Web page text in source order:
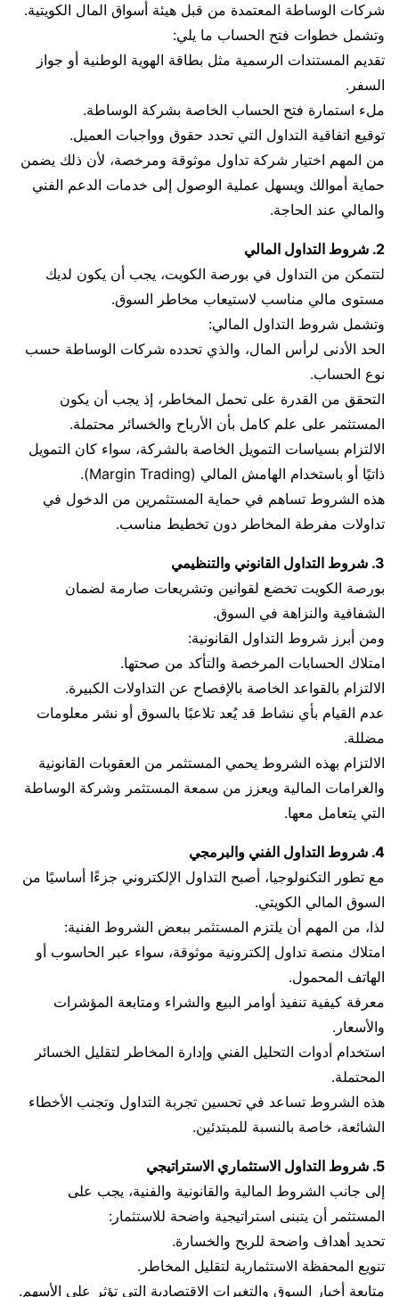
شركات الوساطة المعتمدة من قبل هيئة أسواق المال الكويتية.
وتشمل خطوات فتح الحساب ما يلي:
تقديم المستندات الرسمية مثل بطاقة الهوية الوطنية أو جواز
السفر.
ملء استمارة فتح الحساب الخاصة بشركة الوساطة.
توقيع اتفاقية التداول التي تحدد حقوق وواجبات العميل.
من المهم اختيار شركة تداول موثوقة ومرخصة، لأن ذلك يضمن
حماية أموالك ويسهل عملية الوصول إلى خدمات الدعم الفني
والمالي عند الحاجة.
2. شروط التداول المالي
لتتمكن من التداول في بورصة الكويت، يجب أن يكون لديك
مستوى مالي مناسب لاستيعاب مخاطر السوق.
وتشمل شروط التداول المالي:
الحد الأدنى لرأس المال، والذي تحدده شركات الوساطة حسب
نوع الحساب.
التحقق من القدرة على تحمل المخاطر، إذ يجب أن يكون
المستثمر على علم كامل بأن الأرباح والخسائر محتملة.
الالتزام بسياسات التمويل الخاصة بالشركة، سواء كان التمويل
ذاتيًا أو باستخدام الهامش المالي (Margin Trading).
هذه الشروط تساهم في حماية المستثمرين من الدخول في
تداولات مفرطة المخاطر دون تخطيط مناسب.
3. شروط التداول القانوني والتنظيمي
بورصة الكويت تخضع لقوانين وتشريعات صارمة لضمان
الشفافية والنزاهة في السوق.
ومن أبرز شروط التداول القانونية:
امتلاك الحسابات المرخصة والتأكد من صحتها.
الالتزام بالقواعد الخاصة بالإفصاح عن التداولات الكبيرة.
عدم القيام بأي نشاط قد يُعد تلاعبًا بالسوق أو نشر معلومات
مضللة.
الالتزام بهذه الشروط يحمي المستثمر من العقوبات القانونية
والغرامات المالية ويعزز من سمعة المستثمر وشركة الوساطة
التي يتعامل معها.
4. شروط التداول الفني والبرمجي
مع تطور التكنولوجيا، أصبح التداول الإلكتروني جزءًا أساسيًا من
السوق المالي الكويتي.
لذا، من المهم أن يلتزم المستثمر ببعض الشروط الفنية:
امتلاك منصة تداول إلكترونية موثوقة، سواء عبر الحاسوب أو
الهاتف المحمول.
معرفة كيفية تنفيذ أوامر البيع والشراء ومتابعة المؤشرات
والأسعار.
استخدام أدوات التحليل الفني وإدارة المخاطر لتقليل الخسائر
المحتملة.
هذه الشروط تساعد في تحسين تجربة التداول وتجنب الأخطاء
الشائعة، خاصة بالنسبة للمبتدئين.
5. شروط التداول الاستثماري الاستراتيجي
إلى جانب الشروط المالية والقانونية والفنية، يجب على
المستثمر أن يتبنى استراتيجية واضحة للاستثمار:
تحديد أهداف واضحة للربح والخسارة.
تنويع المحفظة الاستثمارية لتقليل المخاطر.
متابعة أخبار السوق والتغيرات الاقتصادية التي تؤثر على الأسهم.